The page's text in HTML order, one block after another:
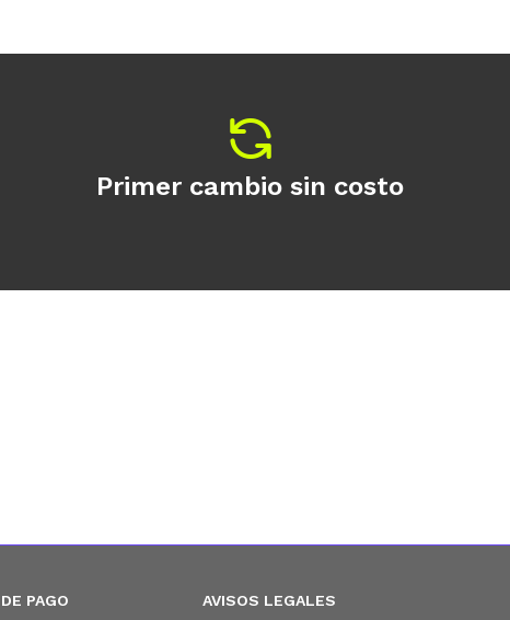
PAGO AVISOS LEGALES
Primer cambio sin costo